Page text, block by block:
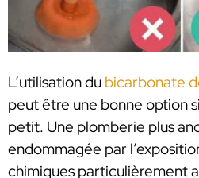
L’utilisation du bicarbonate
peut être une bonne option
petit. Une plomberie plus
endommagée par
chimiques particulièrement